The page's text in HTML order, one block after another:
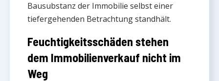
Bausubstanz der Immobilie selbst einer
tiefergehenden Betrachtung standhält.
Feuchtigkeitsschäden stehen
dem Immobilienverkauf nicht im
Weg